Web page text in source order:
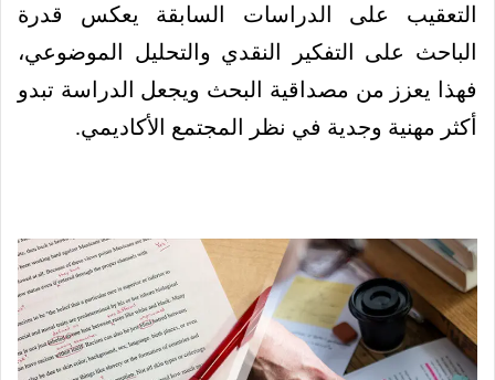
التعقيب على الدراسات السابقة يعكس قدرة
الباحث على التفكير النقدي والتحليل الموضوعي،
فهذا يعزز من مصداقية البحث ويجعل الدراسة تبدو
أكثر مهنية وجدية في نظر المجتمع الأكاديمي.